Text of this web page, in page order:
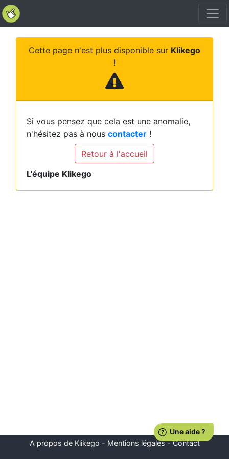
Cette page n'est plus disponible sur Klikego
!
Si vous pensez que cela est une anomalie,
n'hésitez pas à nous contacter !
Retour à l'accueil
L'équipe Klikego
A propos de Klikego - Mentions légales-Contact